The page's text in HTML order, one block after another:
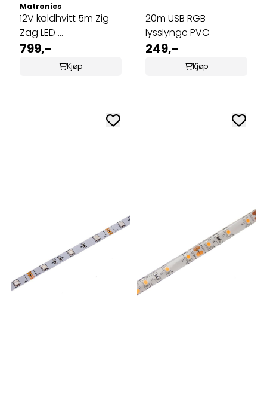
Matronics
12V kaldhvitt 5m Zig
Zag LED ...
799,-
Kjøp
20m USB RGB
lysslynge PVC
249,-
Kjøp